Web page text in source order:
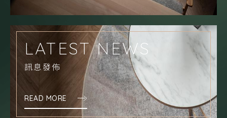
LATEST NEWS
訊息發佈
READ MORE